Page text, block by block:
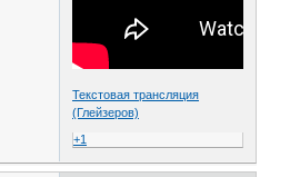
Текстовая трансляция
(Глейзеров)
+1